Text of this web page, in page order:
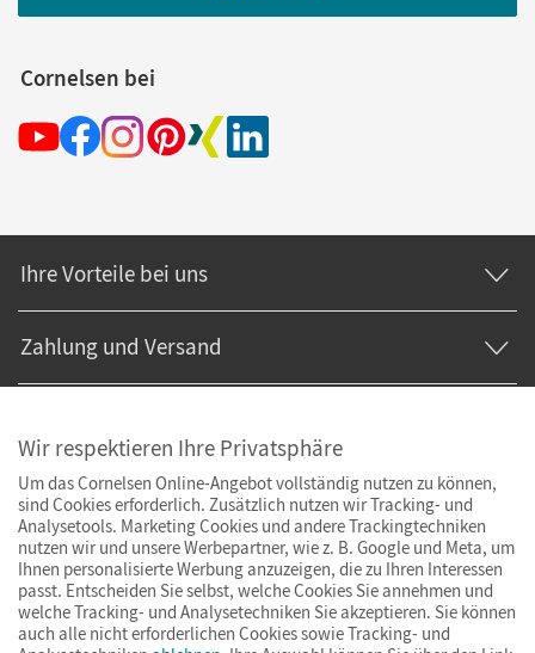
Cornelsen bei
Ihre Vorteile bei uns
Zahlung und Versand
Wir respektieren Ihre Privatsphäre
Um das Cornelsen Online-Angebot vollständig nutzen zu können,
sind Cookies erforderlich. Zusätzlich nutzen wir Tracking- und
Analysetools. Marketing Cookies und andere Trackingtechniken
nutzen wir und unsere Werbepartner, wie z. B. Google und Meta, um
Ihnen personalisierte Werbung anzuzeigen, die zu Ihren Interessen
passt. Entscheiden Sie selbst, welche Cookies Sie annehmen und
welche Tracking- und Analysetechniken Sie akzeptieren. Sie können
auch alle nicht erforderlichen Cookies sowie Tracking- und